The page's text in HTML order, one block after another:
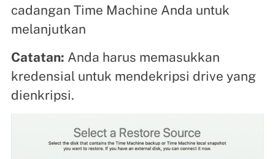
cadangan Time Machine Anda untuk
melanjutkan
Catatan: Anda harus memasukkan
kredensial untuk mendekripsi drive yang
dienkripsi.